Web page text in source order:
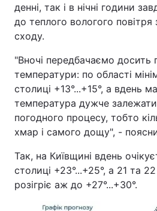
денні, так і в нічні години
до теплого вологого повітря
сходу.
"Вночі передбачаємо досить
температури: по області
столиці +13°...+15°, а вдень
температура дужче
погодного процесу, тобто
хмар і самого дощу", -
Так, на Київщині вдень
столиці +23°...+25°, а 21 та
розігріє аж до +27°...+30°.